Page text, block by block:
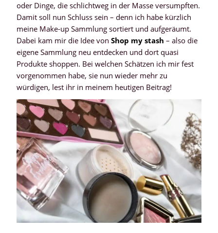
oder Dinge, die schlichtweg in der Masse versumpften.
Damit soll nun Schluss sein – denn ich habe kürzlich
meine Make-up Sammlung sortiert und aufgeräumt.
Dabei kam mir die Idee von Shop my stash – also die
eigene Sammlung neu entdecken und dort quasi
Produkte shoppen. Bei welchen Schätzen ich mir fest
vorgenommen habe, sie nun wieder mehr zu
würdigen, lest ihr in meinem heutigen Beitrag!